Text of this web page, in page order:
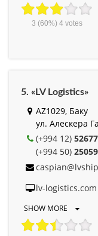
3 (60%) 4votes
5. «LV Logistics»
AZ1029, Баку
ул. Алескера
(+994 12)
(+994 50)
lv-logistics.com
SHOW MORE